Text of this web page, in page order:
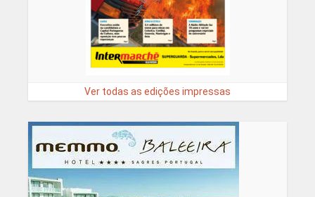
Ver todas as edições impressas